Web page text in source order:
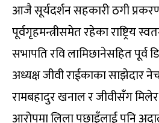
आजै सूर्यदर्शन सहकारी ठगी
पूर्वगृहमन्त्रीसमेत रहेका राष्ट्रिय
सभापति रवि लामिछानेसहित पूर्व
अध्यक्ष जीवी राईकाका साझेदार
रामबहादुर खनाल र जीवीसँग